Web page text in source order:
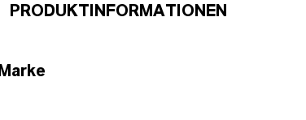
PRODUKTINFORMATIONEN
Marke